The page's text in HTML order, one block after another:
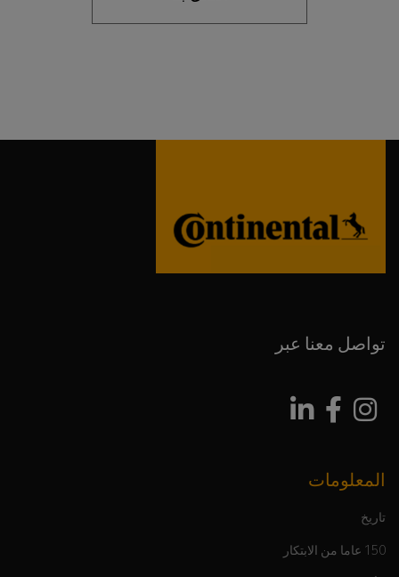
تواصل معنا عبر
المعلومات
تاريخ
150 عاما من الابتكار